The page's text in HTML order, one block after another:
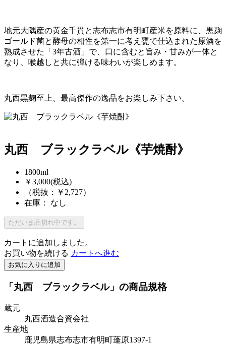
地元大隅産の黄金千貫と志布志市有明町産米を原料に、黒麹
ゴールド菌と酵母の相性を第一に考え甕で仕込まれた原酒を
熟成させた「3年古酒」で、口に含むと旨み・甘みが一体と
なり、喉越しと共に弾ける味わいが楽しめます。
丸西黒麹至上、最高傑作の逸品をお楽しみ下さい。
丸西 ブラックラベル《芋焼酎》
1800ml
￥3,000(税込)
（税抜：￥2,727）
在庫： なし
ただいま品切れ中です。
カートに追加しました。
お買い物を続ける カートへ進む
お気に入りに追加
「丸西 ブラックラベル」の商品規格
蔵元
丸西酒造合資会社
生産地
鹿児島県志布志市有明町蓬原1397-1